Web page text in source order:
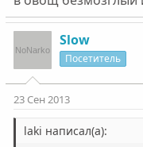
алко написал(а):
С твоим то
братан, а не
твои годы на
в норму
молодых да водил
родители на
получил,и не
домой
Slow
Посетитель
23 Сен 2013
laki написал(а):